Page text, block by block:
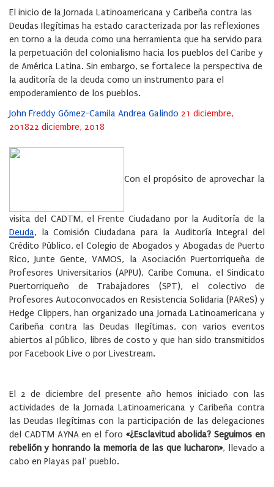
El inicio de la Jornada Latinoamericana y Caribeña contra las
Deudas Ilegítimas ha estado caracterizada por las reflexiones
en torno a la deuda como una herramienta que ha servido para
la perpetuación del colonialismo hacia los pueblos del Caribe y
de América Latina. Sin embargo, se fortalece la perspectiva de
la auditoría de la deuda como un instrumento para el
empoderamiento de los pueblos.
John Freddy Gómez-Camila Andrea Galindo Posted
21 diciembre,
201822 diciembre, 2018
Con el propósito de aprovechar la
visita del CADTM, el Frente Ciudadano por la Auditoría de la
Deuda, la Comisión Ciudadana para la Auditoría Integral del
Crédito Público, el Colegio de Abogados y Abogadas de Puerto
Rico, Junte Gente, VAMOS, la Asociación Puertorriqueña de
Profesores Universitarios (APPU), Caribe Comuna, el Sindicato
Puertorriqueño de Trabajadores (SPT), el colectivo de
Profesores Autoconvocados en Resistencia Solidaria (PAReS) y
Hedge Clippers, han organizado una Jornada Latinoamericana y
Caribeña contra las Deudas Ilegítimas, con varios eventos
abiertos al público, libres de costo y que han sido transmitidos
por Facebook Live o por Livestream.
El 2 de diciembre del presente año hemos iniciado con las
actividades de la Jornada Latinoamericana y Caribeña contra
las Deudas Ilegítimas con la participación de las delegaciones
del CADTM AYNA en el foro «¿Esclavitud abolida? Seguimos en
rebelión y honrando la memoria de las que lucharon», llevado a
cabo en Playas pal’ pueblo.